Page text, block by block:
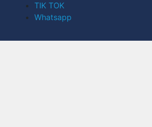
TIK TOK
Whatsapp